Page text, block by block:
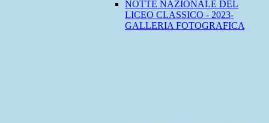
NOTTE NAZIONALE DEL
LICEO CLASSICO - 2023-
GALLERIA FOTOGRAFICA